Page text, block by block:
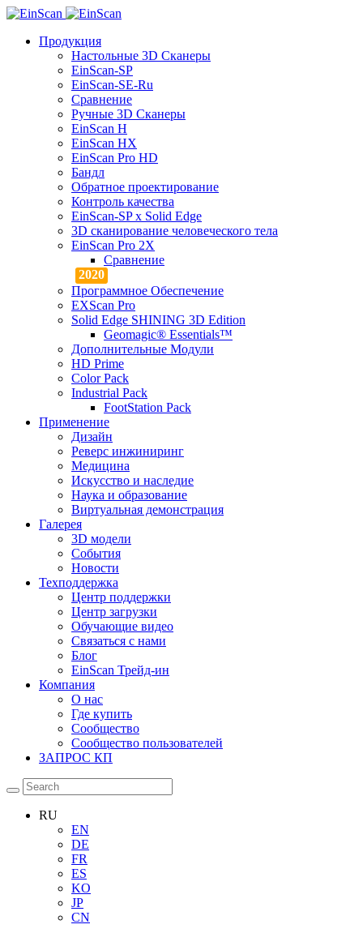
Продукция
Настольные 3D Сканеры
EinScan-SP
EinScan-SE-Ru
Сравнение
Ручные 3D Cканеры
EinScan H
EinScan HX
EinScan Pro HD
Бандл
Обратное проектирование
Контроль качества
EinScan-SP x Solid Edge
3D сканирование человеческого тела
EinScan Pro 2X
Сравнение
Программное Обеспечение
EXScan Pro
Solid Edge SHINING 3D Edition
Geomagic® Essentials™
Дополнительные Модули
HD Prime
Color Pack
Industrial Pack
FootStation Pack
Применение
Дизайн
Реверс инжиниринг
Медицина
Искусство и наследие
Наука и образование
Виртуальная демонстрация
Галерея
3D модели
События
Новости
Техподдержка
Центр поддержки
Центр загрузки
Обучающие видео
Связаться с нами
Блог
EinScan Трейд-ин
Компания
О нас
Где купить
Сообщество
Сообщество пользователей
ЗАПРОС КП
RU
EN
DE
FR
ES
KO
JP
CN